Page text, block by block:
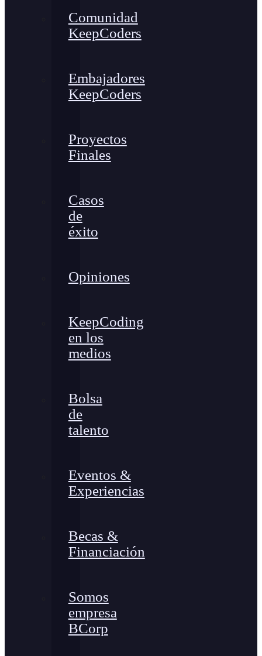
Comunidad
KeepCoders
Embajadores
KeepCoders
Proyectos
Finales
Casos
de
éxito
Opiniones
KeepCoding
en los
medios
Bolsa
de
talento
Eventos &
Experiencias
Becas &
Financiación
Somos
empresa
BCorp